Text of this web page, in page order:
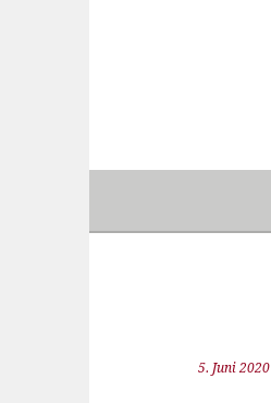
5. Juni 2020